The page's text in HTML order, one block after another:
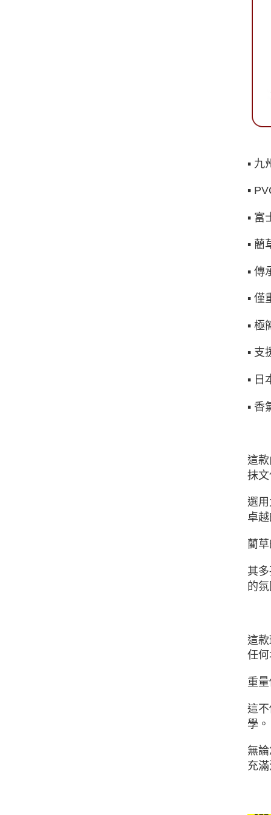
▪ 九
▪
▪ 富
▪ 藺
▪ 傳
▪ 僅
▪ 極
▪ 支
▪ 日
▪ 香
這
抹
選
卓
藺
其
的
這
任
重
這
學。
無
充